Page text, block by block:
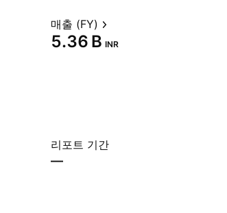
매출 (FY)
‪5.36 B‬ INR
리포트 기간
—